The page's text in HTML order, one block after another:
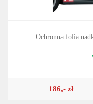
Ochronna folia
186,- zł